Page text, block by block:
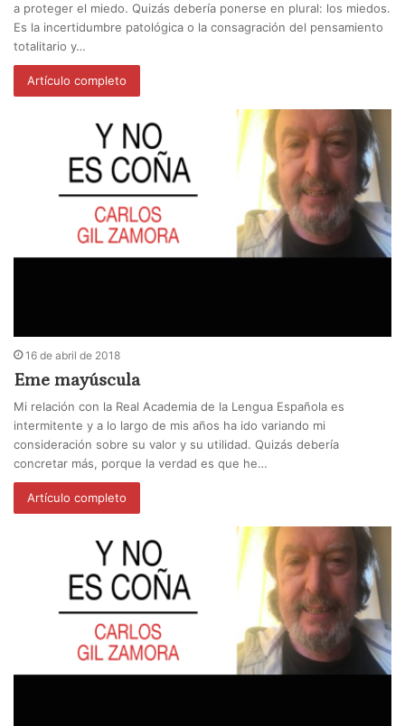
a proteger el miedo. Quizás debería ponerse en plural: los miedos.
Es la incertidumbre patológica o la consagración del pensamiento
totalitario y…
Artículo completo
16 de abril de 2018
Eme mayúscula
Mi relación con la Real Academia de la Lengua Española es
intermitente y a lo largo de mis años ha ido variando mi
consideración sobre su valor y su utilidad. Quizás debería
concretar más, porque la verdad es que he…
Artículo completo